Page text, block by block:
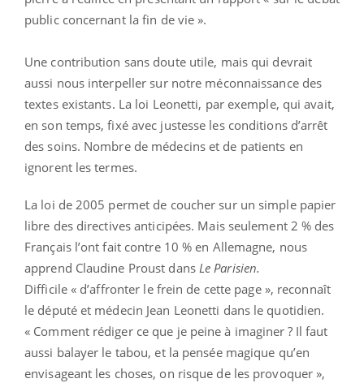
public concernant la fin de vie ».
Une contribution sans doute utile, mais qui devrait
aussi nous interpeller sur notre méconnaissance des
textes existants. La loi Leonetti, par exemple, qui avait,
en son temps, fixé avec justesse les conditions d’arrêt
des soins. Nombre de médecins et de patients en
ignorent les termes.
La loi de 2005 permet de coucher sur un simple papier
libre des directives anticipées. Mais seulement 2 % des
Français l’ont fait contre 10 % en Allemagne, nous
apprend Claudine Proust dansLe Parisien.
Difficile « d’affronter le frein de cette page », reconnaît
le député et médecin Jean Leonetti dans le quotidien.
« Comment rédiger ce que je peine à imaginer ? Il faut
aussi balayer le tabou, et la pensée magique qu’en
envisageant les choses, on risque de les provoquer »,